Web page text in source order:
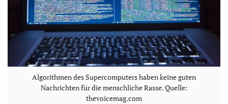
Algorithmen des Supercomputers haben keine guten
Nachrichten für die menschliche Rasse. Quelle:
thevoicemag.com